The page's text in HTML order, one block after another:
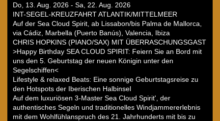
Do, 13. Aug. 2026 - Sa, 22. Aug. 2026
INT-SEGEL-KREUZFAHRT ATLANTIK/MITTELMEER
Auf der Sea Cloud Spirit, ab Lissabon/bis Palma de Mallorca,
via Cádiz, Marbella (Puerto Banús), Valencia, Ibiza
CHRIS HOPKINS (PIANO/SAX) MIT ÜBERRASCHUNGSGAST
>Happy Birthday SEA CLOUD SPIRIT: Feiern Sie an Bord mit
uns den 5. Geburtstag der neuen Königin unter den
Segelschiffen<
Lifestyle & relaxed Beats: Eine sonnige Geburtstagsreise zu
den Hotspots der Iberischen Halbinsel
Auf dem luxuriösen 3-Master Sea Cloud Spirit', der
authentisches Segeln und traditionelles Windjammererlebnis
mit dem Wohlfühlanspruch des 21. Jahrhunderts mit bis zu